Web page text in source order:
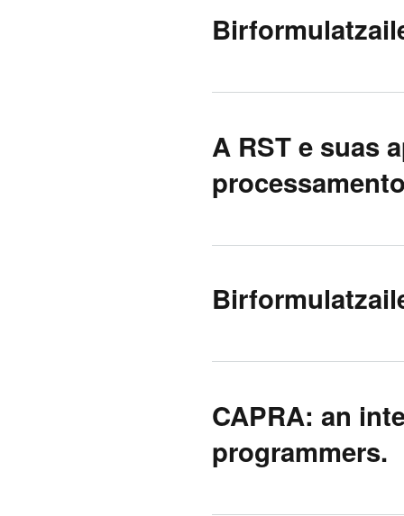
A RST e suas
CAPRA: an
programmers.